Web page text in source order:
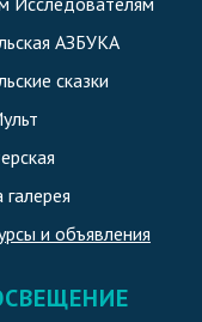
АЗБУКА
сказки
и объявления